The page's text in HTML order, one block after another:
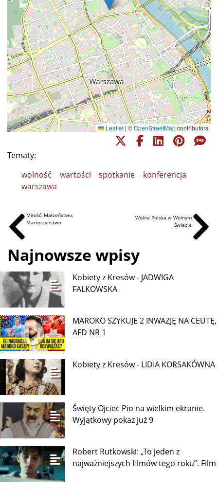
Leaflet | ©OpenStreetMapcontributors
Tematy:
wolność
wartości spotkanie
konferencja
warszawa
Miłość, Małżeństwo,
Macierzyństwo
Wolna Polska w Wolnym
Świecie
Najnowsze wpisy
Kobiety z Kresów - JADWIGA
FALKOWSKA
MAROKO SZYKUJE 2 INWAZJĘ NA CEUTĘ,
AFD NR 1
Kobiety z Kresów - LIDIA KORSAKÓWNA
Święty Ojciec Pio na wielkim ekranie.
Wyjątkowy pokaz już 9
Robert Rutkowski: „To jeden z
najważniejszych filmów tego roku”. Film